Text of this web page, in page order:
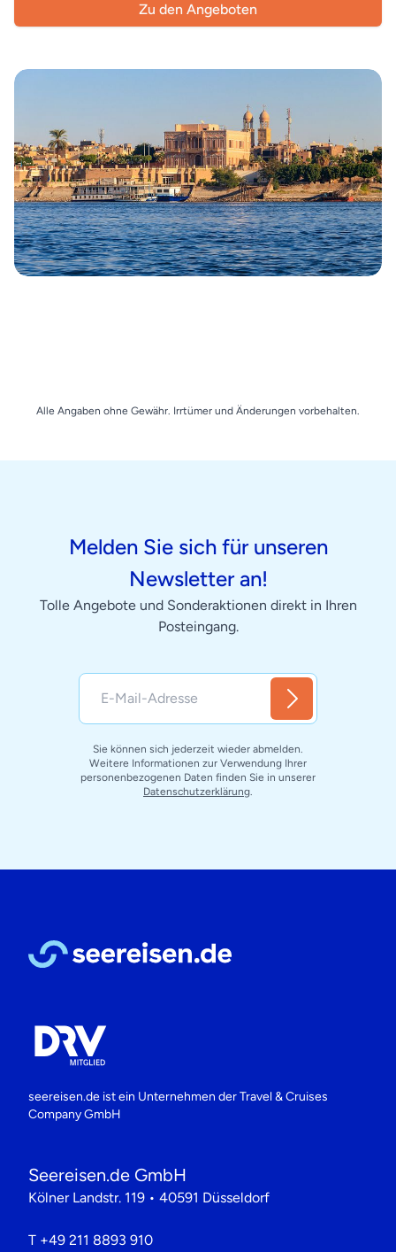
Zu den Angeboten
Alle Angaben ohne Gewähr. Irrtümer und Änderungen vorbehalten.
Melden Sie sich für unseren
Newsletter an!
Tolle Angebote und Sonderaktionen direkt in Ihren
Posteingang.
Sie können sich jederzeit wieder abmelden.
Weitere Informationen zur Verwendung Ihrer
personenbezogenen Daten finden Sie in unserer
Datenschutzerklärung
seereisen.de ist ein Unternehmen derTravel & Cruises
Company GmbH
Seereisen.de GmbH
Kölner Landstr. 119 • 40591 Düsseldorf
T +49 211 8893 910